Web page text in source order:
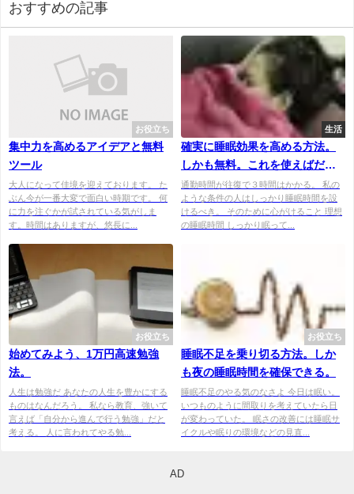
おすすめの記事
お役立ち
集中力を高めるアイデアと無料
ツール
大人になって佳境を迎えております。 た
ぶん今が一番大変で面白い時期です。 何
に力を注ぐかが試されている気がしま
す。時間はありますが、悠長に...
生活
確実に睡眠効果を高める方法。
しかも無料。これを使えばだい
たいOK。
通勤時間が往復で３時間はかかる。 私の
ような条件の人はしっかり睡眠時間を設
けるべき。 そのために心がけること 理想
の睡眠時間 しっかり眠って...
お役立ち
始めてみよう、1万円高速勉強
法。
人生は勉強だ あなたの人生を豊かにする
ものはなんだろう。 私なら教育、強いて
言えば「自分から進んで行う勉強」だと
考える。 人に言われてやる勉...
お役立ち
睡眠不足を乗り切る方法。しか
も夜の睡眠時間を確保できる。
睡眠不足のやる気のなさよ 今日は眠い。
いつものように間取りを考えていたら日
が変わっていた。 眠さの改善には睡眠サ
イクルや眠りの環境などの見直...
AD